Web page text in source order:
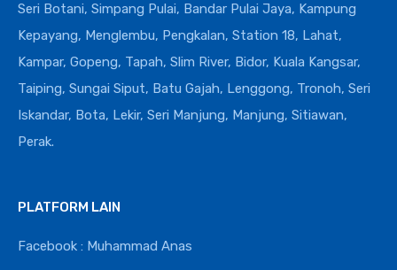
Seri Botani, Simpang Pulai, Bandar Pulai Jaya, Kampung
Kepayang, Menglembu, Pengkalan, Station 18, Lahat,
Kampar, Gopeng, Tapah, Slim River, Bidor, Kuala Kangsar,
Taiping, Sungai Siput, Batu Gajah, Lenggong, Tronoh, Seri
Iskandar, Bota, Lekir, Seri Manjung, Manjung, Sitiawan,
Perak.
PLATFORM LAIN
Facebook : Muhammad Anas